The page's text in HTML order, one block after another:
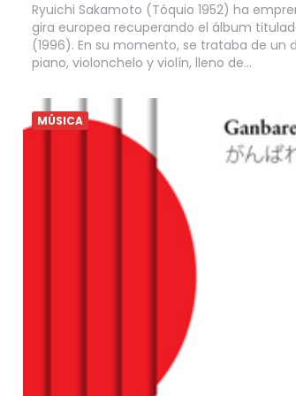
Ryuichi Sakamoto (Tóquio 1952) ha
gira europea recuperando el álbum
(1996). En su momento, se trataba de un
piano, violonchelo y violín, lleno de…
MÚSICA